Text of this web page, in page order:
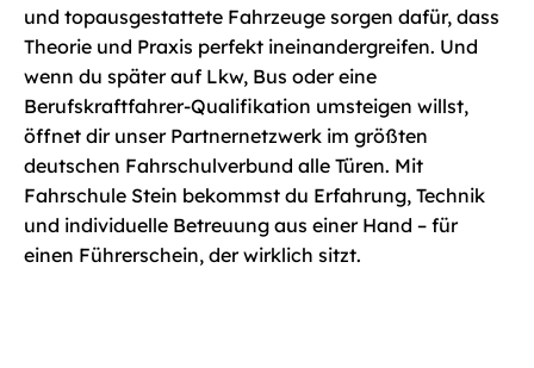
und topausgestattete Fahrzeuge sorgen dafür, dass
Theorie und Praxis perfekt ineinandergreifen. Und
wenn du später auf Lkw, Bus oder eine
Berufskraftfahrer-Qualifikation umsteigen willst,
öffnet dir unser Partnernetzwerk im größten
deutschen Fahrschulverbund alle Türen. Mit
Fahrschule Stein bekommst du Erfahrung, Technik
und individuelle Betreuung aus einer Hand – für
einen Führerschein, der wirklich sitzt.